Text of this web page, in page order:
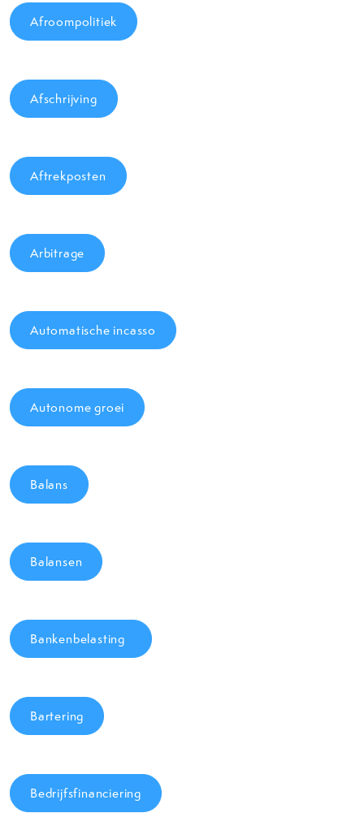
Afroompolitiek
Afschrijving
Aftrekposten
Arbitrage
Automatische incasso
Autonome groei
Balans
Balansen
Bankenbelasting
Bartering
Bedrijfsfinanciering